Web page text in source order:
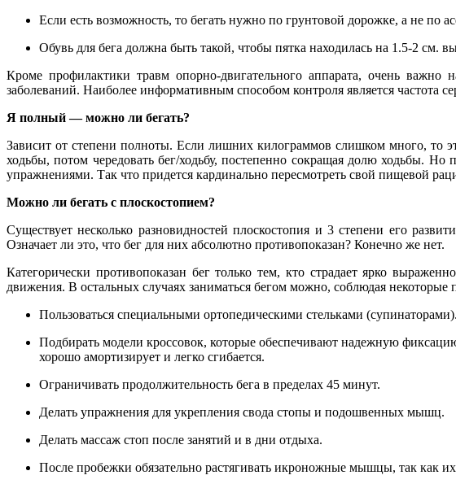
Если есть возможность, то бегать нужно по грунтовой дорожке, а не по
Обувь для бега должна быть такой, чтобы пятка находилась на 1.5-2 см.
Кроме профилактики травм опорно-двигательного аппарата, очень важно
заболеваний. Наиболее информативным способом контроля является
Я полный — можно ли бегать?
Зависит от степени полноты. Если лишних килограммов слишком много, то
ходьбы, потом чередовать бег/ходьбу, постепенно сокращая долю ходьбы.
упражнениями. Так что придется кардинально пересмотреть свой пищевой
Можно ли бегать с плоскостопием?
Существует несколько разновидностей плоскостопия и 3 степени его
Означает ли это, что бег для них абсолютно противопоказан? Конечно же нет.
Категорически противопоказан бег только тем, кто страдает ярко
движения. В остальных случаях заниматься бегом можно, соблюдая некоторые
Пользоваться специальными ортопедическими стельками (супинаторами).
Подбирать модели кроссовок, которые обеспечивают надежную
хорошо амортизирует и легко сгибается.
Ограничивать продолжительность бега в пределах 45 минут.
Делать упражнения для укрепления свода стопы и подошвенных мышц.
Делать массаж стоп после занятий и в дни отдыха.
После пробежки обязательно растягивать икроножные мышцы, так